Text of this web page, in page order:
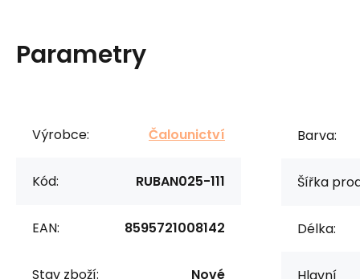
Parametry
Výrobce: Čalounictví
Kód: RUBAN025-111
EAN: 8595721008142
Stav zboží: Nové
Barva:
Šířka
Délka:
Hlavní